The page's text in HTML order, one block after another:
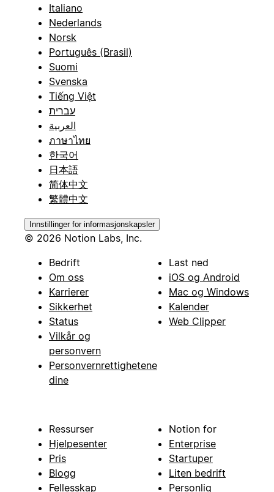
Italiano
Nederlands
Norsk
Português (Brasil)
Suomi
Svenska
Tiếng Việt
עברית
العربية
ภาษาไทย
한국어
日本語
简体中文
繁體中文
Innstillinger for informasjonskapsler
© 2026 Notion Labs, Inc.
Bedrift
Om oss
Karrierer
Sikkerhet
Status
Vilkår og
personvern
Personvernrettighetene
dine
Last ned
iOS og Android
Mac og Windows
Kalender
Web Clipper
Ressurser
Hjelpesenter
Pris
Blogg
Fellesskap
Notion for
Enterprise
Startuper
Liten bedrift
Personlig